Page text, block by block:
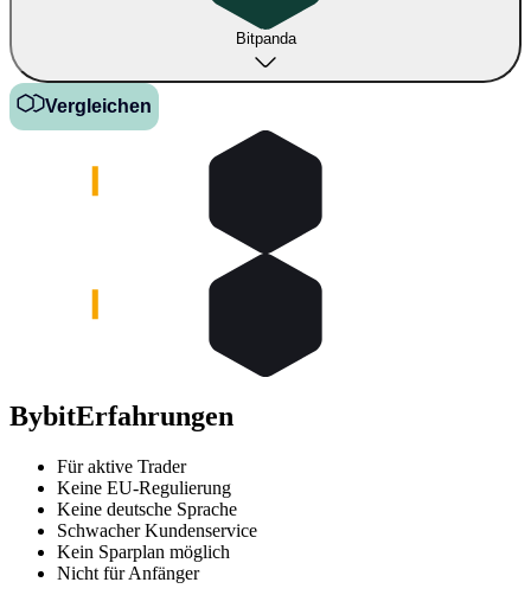
Bitpanda
Vergleichen
BybitErfahrungen
Für aktive Trader
Keine EU-Regulierung
Keine deutsche Sprache
Schwacher Kundenservice
Kein Sparplan möglich
Nicht für Anfänger